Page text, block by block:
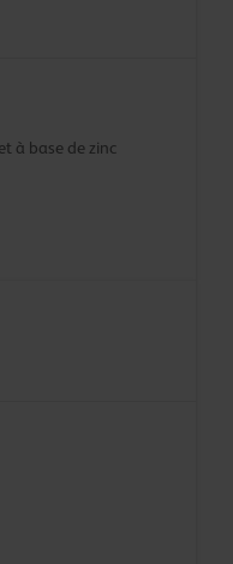
à base de zinc